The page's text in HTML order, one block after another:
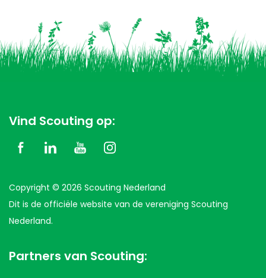
Vind Scouting op:
Copyright © 2026 Scouting Nederland
Dit is de officiële website van de vereniging Scouting
Nederland.
Partners van Scouting: